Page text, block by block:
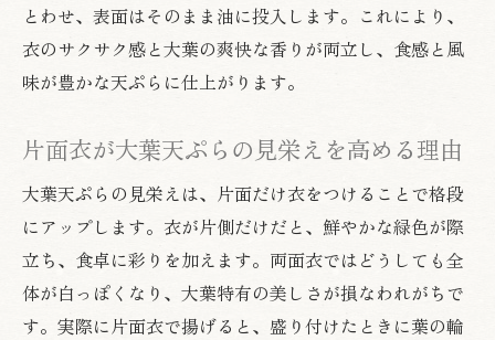
片側衣でしっかり大葉に密着させる方法
大葉天ぷらの衣持ちを良くするポイント
天ぷらを揚げる温度と衣の関係を解説
ふんわり食感を保つ大葉天ぷらの揚げ方
大葉天ぷらのふんわり食感を保つコツ
天ぷらを揚げる理想のタイミングとは
衣が丸まるのを防ぐ揚げ方の工夫
天ぷらの縮みを抑える油温管理の重要性
とわせ、表面はそのまま油に投入します。これにより、
衣のサクサク感と大葉の爽快な香りが両立し、食感と風
味が豊かな天ぷらに仕上がります。
片面衣が大葉天ぷらの見栄えを高める理由
大葉天ぷらの見栄えは、片面だけ衣をつけることで格段
にアップします。衣が片側だけだと、鮮やかな緑色が際
立ち、食卓に彩りを加えます。両面衣ではどうしても全
体が白っぽくなり、大葉特有の美しさが損なわれがちで
す。実際に片面衣で揚げると、盛り付けたときに葉の輪